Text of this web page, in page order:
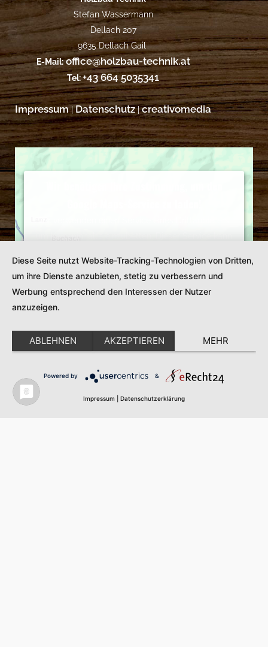
Stefan Wassermann
Dellach 207
9635 Dellach Gail
E-Mail:office@holzbau-technik.at
Tel:+43 664 5035341
Impressum|Datenschutz|creativomedia
die Details durch und stimmen Sie der Nutzung des
Service zu, um diese Karte anzuzeigen.
Akzeptieren
Platform
Diese Seite nutzt Website-Tracking-Technologien von Dritten,
um ihre Dienste anzubieten, stetig zu verbessern und
Werbung entsprechend den Interessen der Nutzer
anzuzeigen.
ABLEHNEN AKZEPTIEREN MEHR
Powered by &
Impressum Datenschutzerklärung